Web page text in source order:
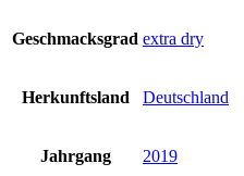
Geschmacksgrad extra dry
Herkunftsland Deutschland
Jahrgang 2019